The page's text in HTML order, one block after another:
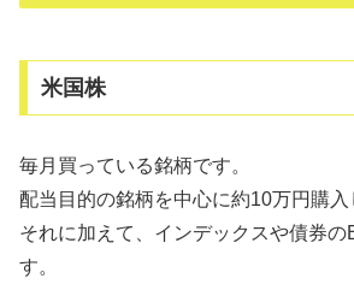
米国株
毎月買っている銘柄です。
配当目的の銘柄を中心に約10万円購入
それに加えて、インデックスや債券の
す。